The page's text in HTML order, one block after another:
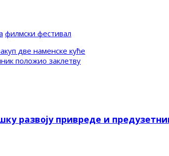
филмски фестивал
две наменске куће
положио заклетву
развоју привреде и